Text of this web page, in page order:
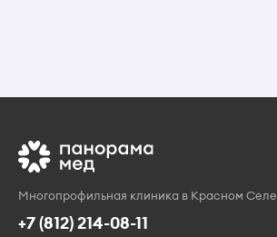
Многопрофильная клиника в Красном Селе
+7 (812) 214-08-11